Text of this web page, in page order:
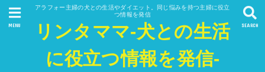
アラフォー主婦の犬との生活やダイエット。同じ悩みを持つ主婦に役立
つ情報を発信
リンタママ-犬との生活
に役立つ情報を発信-
SEARCH
MENU